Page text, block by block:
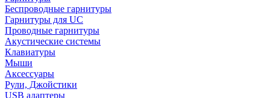
Беспроводные гарнитуры
Гарнитуры для UC
Проводные гарнитуры
Акустические системы
Клавиатуры
Мыши
Аксессуары
Рули, Джойстики
USB адаптеры